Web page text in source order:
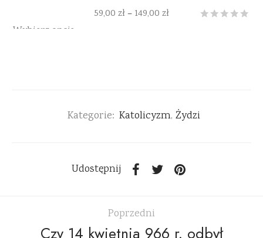
59,00 zł– 149,00 zł
Wybierz opcje
Kategorie: Katolicyzm, Żydzi
Udostępnij
Poprzedni
Czy 14 kwietnia 966 r. odbył